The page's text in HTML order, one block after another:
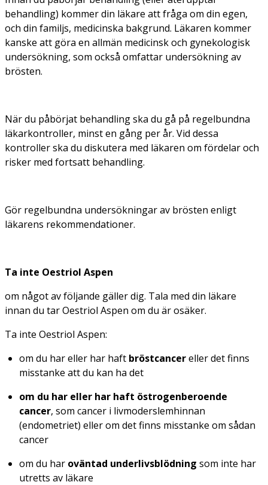
behandling) kommer din läkare att fråga om din egen,
och din familjs, medicinska bakgrund. Läkaren kommer
kanske att göra en allmän medicinsk och gynekologisk
undersökning, som också omfattar undersökning av
brösten.
När du påbörjat behandling ska du gå på regelbundna
läkarkontroller, minst en gång per år. Vid dessa
kontroller ska du diskutera med läkaren om fördelar och
risker med fortsatt behandling.
Gör regelbundna undersökningar av brösten enligt
läkarens rekommendationer.
Ta inte Oestriol Aspen
om något av följande gäller dig. Tala med din läkare
innan du tar Oestriol Aspen om du är osäker.
Ta inte Oestriol Aspen:
om du har eller har haft bröstcancereller det finns
misstanke att du kan ha det
om du har eller har haft östrogenberoende
cancer, som cancer i livmoderslemhinnan
(endometriet) eller om det finns misstanke om sådan
cancer
om du har oväntad underlivsblödning som inte har
utretts av läkare